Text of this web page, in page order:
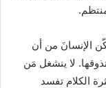
الإنسانَ من أن
لا ينشغل مَن
الكلام تفسد